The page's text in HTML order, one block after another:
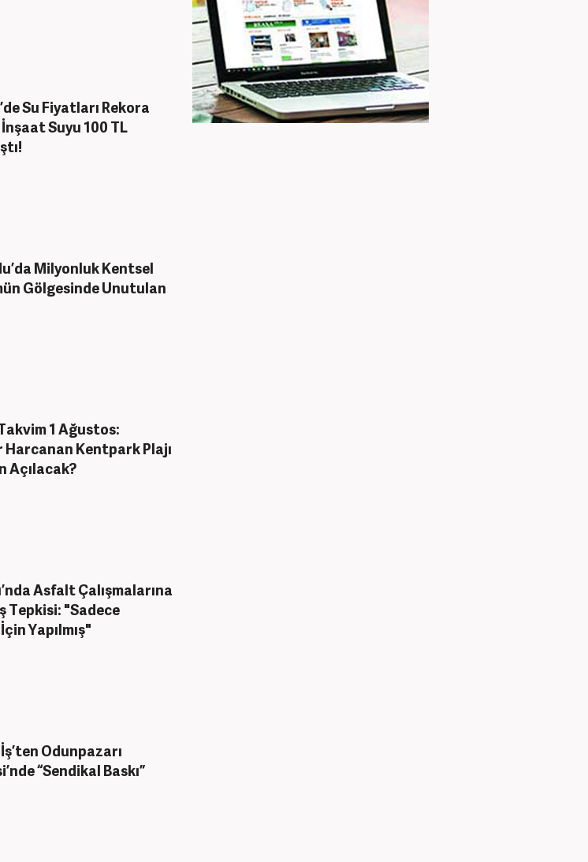
Su Fiyatları Rekora
Suyu 100 TL
Milyonluk Kentsel
Gölgesinde Unutulan
1 Ağustos:
Kentpark Plajı
Açılacak?
Asfalt Çalışmalarına
Tepkisi: "Sadece
Yapılmış"
Odunpazarı
“Sendikal Baskı”